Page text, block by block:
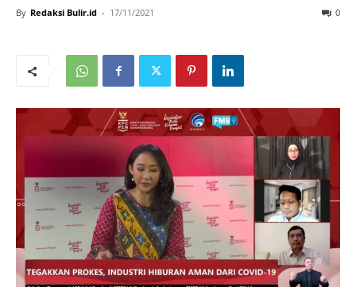
By Redaksi Bulir.id - 17/11/2021 0